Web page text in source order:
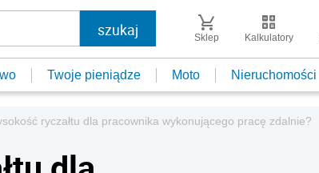
Sklep Kalkulatory
Twoje pieniądze Moto Nieruchomości
ryczałtu dla pracownika wykonującego pracę zdalnie?